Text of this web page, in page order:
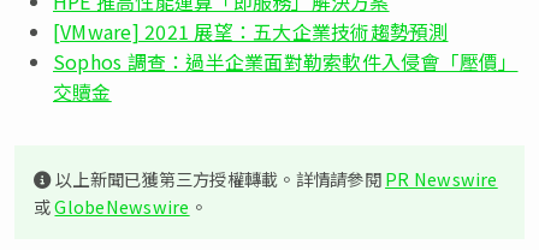
[VMware] 2021 展望：五大企業技術趨勢預測
Sophos 調查：過半企業面對勒索軟件入侵會「壓價」
交贖金
以上新聞已獲第三方授權轉載。詳情請參閱PR Newswire
或GlobeNewswire 。